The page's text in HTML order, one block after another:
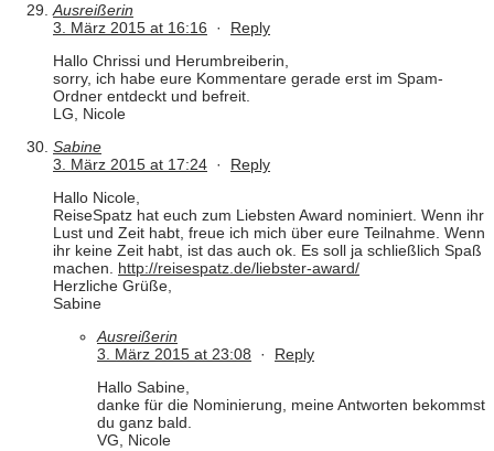
Ausreißerin
3. März 2015 at 16:16 · Reply
Hallo Chrissi und Herumbreiberin,
sorry, ich habe eure Kommentare gerade erst im Spam-
Ordner entdeckt und befreit.
LG, Nicole
Sabine
3. März 2015 at 17:24 · Reply
Hallo Nicole,
ReiseSpatz hat euch zum Liebsten Award nominiert. Wenn ihr
Lust und Zeit habt, freue ich mich über eure Teilnahme. Wenn
ihr keine Zeit habt, ist das auch ok. Es soll ja schließlich Spaß
machen. http://reisespatz.de/liebster-award/
Herzliche Grüße,
Sabine
Ausreißerin
3. März 2015 at 23:08 · Reply
Hallo Sabine,
danke für die Nominierung, meine Antworten bekommst
du ganz bald.
VG, Nicole